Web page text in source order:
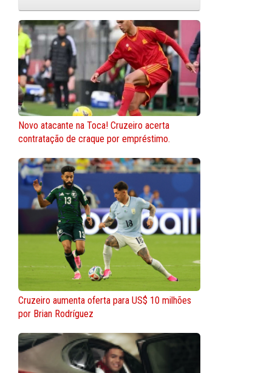
Novo atacante na Toca! Cruzeiro acerta
contratação de craque por empréstimo.
Cruzeiro aumenta oferta para US$ 10 milhões
por Brian Rodríguez